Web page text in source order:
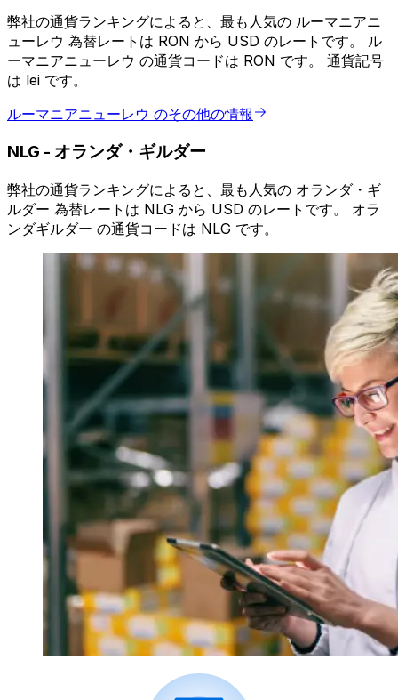
弊社の通貨ランキングによると、最も人気の ルーマニアニ
ューレウ 為替レートは RON から USD のレートです。 ル
ーマニアニューレウ の通貨コードは RON です。 通貨記号
は lei です。
ルーマニアニューレウ のその他の情報
NLG - オランダ・ギルダー
弊社の通貨ランキングによると、最も人気の オランダ・ギ
ルダー 為替レートは NLG から USD のレートです。 オラ
ンダギルダー の通貨コードは NLG です。